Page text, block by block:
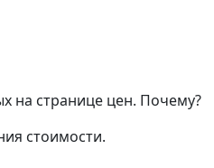
на странице цен. Почему?
стоимости.